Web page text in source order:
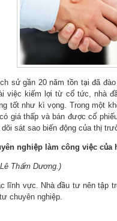
sử gần 20 năm tồn tại đã
việc kiếm lợi từ cổ tức, nhà
tốt như kì vọng. Trong một
giá thấp và bán được cổ
sát sao biến động của thị
nghiệp làm công việc của
Thẩm Dương.)
lĩnh vực. Nhà đầu tư nên tập
chuyên nghiệp.